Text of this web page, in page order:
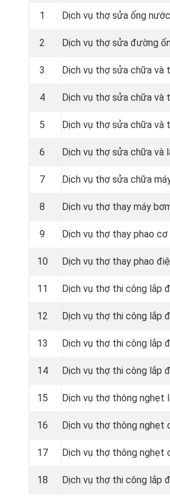
1 Dịch vụ thợ sửa ống
2 Dịch vụ thợ sửa đường
3 Dịch vụ thợ sửa chữa và
4 Dịch vụ thợ sửa chữa và
5 Dịch vụ thợ sửa chữa và
6 Dịch vụ thợ sửa chữa và
7 Dịch vụ thợ sửa chữa
8 Dịch vụ thợ thay máy
9 Dịch vụ thợ thay phao cơ
10 Dịch vụ thợ thay phao
11 Dịch vụ thợ thi công lắp
12 Dịch vụ thợ thi công lắp
13 Dịch vụ thợ thi công lắp
14 Dịch vụ thợ thi công lắp
15 Dịch vụ thợ thông nghẹt
16 Dịch vụ thợ thông nghẹt
17 Dịch vụ thợ thông nghẹt
18 Dịch vụ thợ thi công lắp